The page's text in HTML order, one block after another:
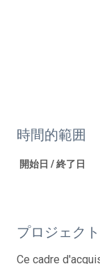
時間的範囲
開始日 / 終了日
プロジェク
Ce cadre